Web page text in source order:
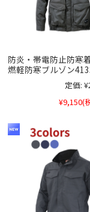
防炎・帯電防止防寒
燃軽防寒ブルゾン
定価:
¥9,150(